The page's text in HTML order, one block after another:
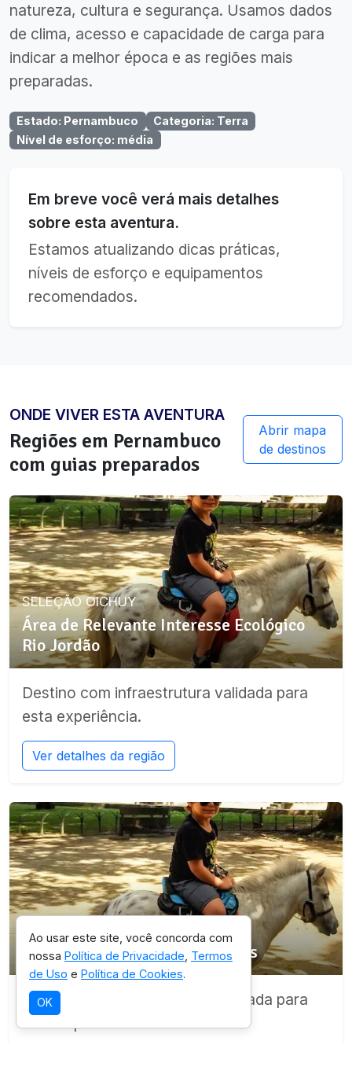
natureza, cultura e segurança. Usamos dados
de clima, acesso e capacidade de carga para
indicar a melhor época e as regiões mais
preparadas.
Estado: Pernambuco Categoria: Terra
Nível de esforço: média
Em breve você verá mais detalhes
sobre esta aventura.
Estamos atualizando dicas práticas,
níveis de esforço e equipamentos
recomendados.
ONDE VIVER ESTA AVENTURA
Regiões em Pernambuco
com guias preparados
Abrir mapa
de destinos
SELEÇÃO OICHUY
Área de Relevante Interesse Ecológico
Rio Jordão
Destino com infraestrutura validada para
esta experiência.
Ver detalhes da região
Parque Estadual de Dois Irmãos
Destino com infraestrutura validada para
esta experiência.
Ao usar este site, você concorda com
nossa Política de Privacidade Termos
de Uso e Política de Cookies.
OK